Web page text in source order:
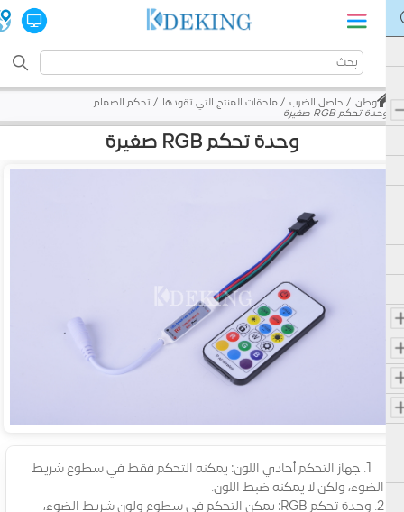
وطن حاصل الضرب ملحقات المنتج التي تقودها
تحكم الصمام
وحدة تحكم RGB صغيرة
وحدة تحكم RGB صغيرة
1. جهاز التحكم أحادي اللون: يمكنه التحكم فقط في سطوع شريط
الضوء، ولكن لا يمكنه ضبط اللون.
2. وحدة تحكم RGB: يمكن التحكم في سطوع ولون شريط الضوء،